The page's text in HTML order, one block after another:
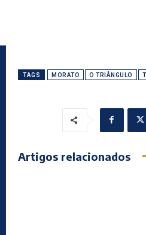
TAGS MORATO O TRIÂNGULO
Artigos relacionados